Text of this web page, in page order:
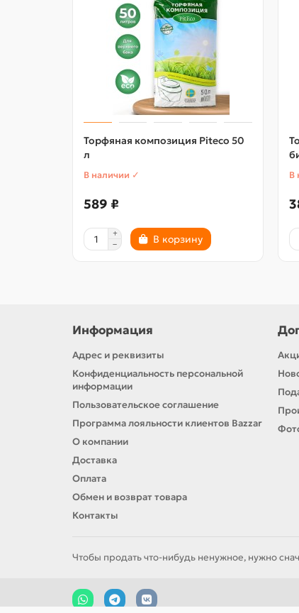
Торфяная композиция Piteco 50
л
В наличии ✓
589 ₽
В корзину
В
Информация
Адрес и реквизиты
Конфиденциальность персональной
информации
Пользовательское соглашение
Программа лояльности клиентов Bazzar
О компании
Доставка
Оплата
Обмен и возврат товара
Контакты
Чтобы продать что-нибудь ненужное, нужно